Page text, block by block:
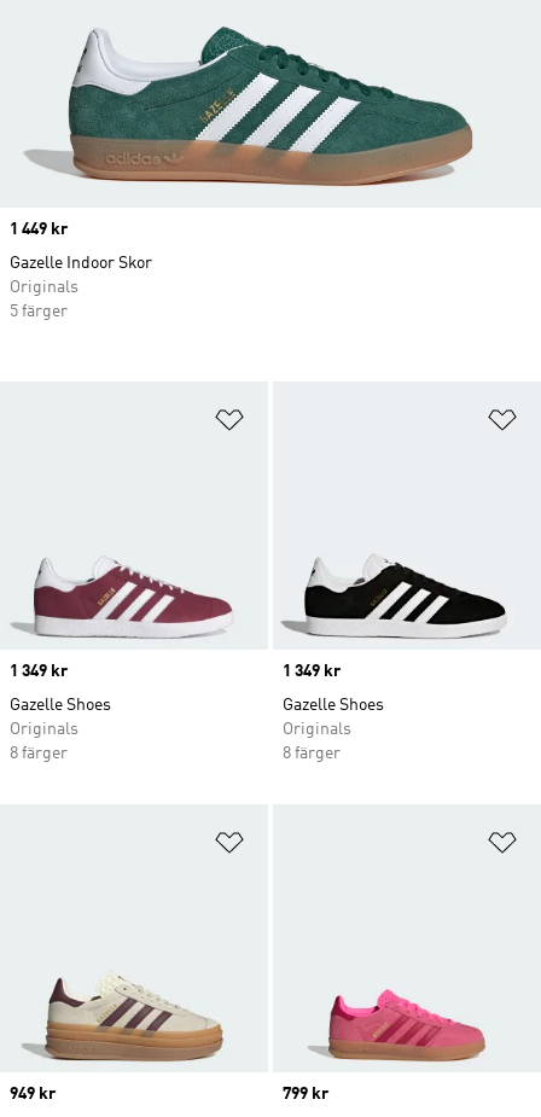
Price
1 349 kr
Gazelle Shoes
Originals
8 färger
Price
1 349 kr
Gazelle Shoes
Originals
8 färger
Price
949 kr Price
799 kr
Price
1 449 kr
Gazelle Indoor Skor
Originals
5 färger